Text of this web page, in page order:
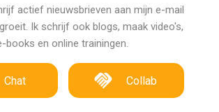
actief nieuwsbrieven aan mijn e-mail
Ik schrijf ook blogs, maak video's,
books en online trainingen.
Chat Collab